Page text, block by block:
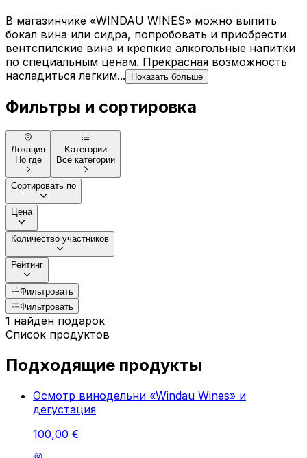
В магазинчике «WINDAU WINES» можно выпить
бокал вина или сидра, попробовать и приобрести
вентспилские вина и крепкие алкогольные напитки
по специальным ценам. Прекрасная возможность
насладиться легким...
Показать больше
Фильтры и сортировка
Локация
Но где
Kатегории
Все категории
Сортировать по
Цена
Количество участников
Рейтинг
Фильтровать
Фильтровать
1 найден подарок
Список продуктов
Подходящие продукты
Осмотр винодельни «Windau Wines» и
дегустация
100,00 €